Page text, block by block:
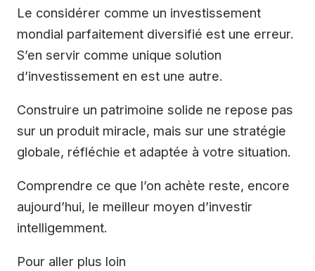
Le considérer comme un investissement
mondial parfaitement diversifié est une erreur.
S’en servir comme unique solution
d’investissement en est une autre.
Construire un patrimoine solide ne repose pas
sur un produit miracle, mais sur une stratégie
globale, réfléchie et adaptée à votre situation.
Comprendre ce que l’on achète reste, encore
aujourd’hui, le meilleur moyen d’investir
intelligemment.
Pour aller plus loin